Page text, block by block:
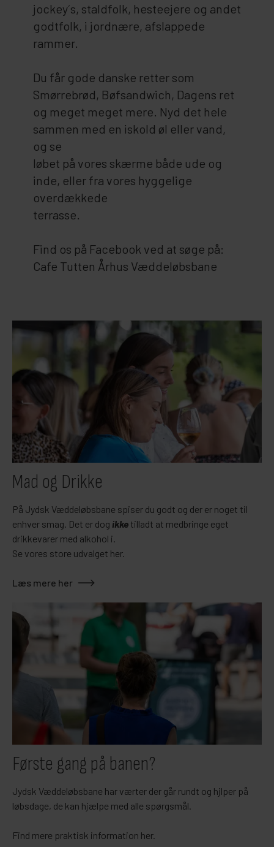
jockey´s, staldfolk, hesteejere og andet
godtfolk, i jordnære, afslappede
rammer.
Du får gode danske retter som
Smørrebrød, Bøfsandwich, Dagens ret
og meget meget mere. Nyd det hele
sammen med en iskold øl eller vand,
og se
løbet på vores skærme både ude og
inde, eller fra vores hyggelige
overdækkede
terrasse.
Find os på Facebook ved at søge på:
Cafe Tutten Århus Væddeløbsbane
Mad og Drikke
På Jydsk Væddeløbsbane spiser du godt og der er noget til
enhver smag. Det er dog ikke tilladt at medbringe eget
drikkevarer med alkohol i.
Se vores store udvalget her.
Læs mere her
Første gang på banen?
Jydsk Væddeløbsbane har værter der går rundt og hjlper på
løbsdage, de kan hjælpe med alle spørgsmål.
Find mere praktisk information her.